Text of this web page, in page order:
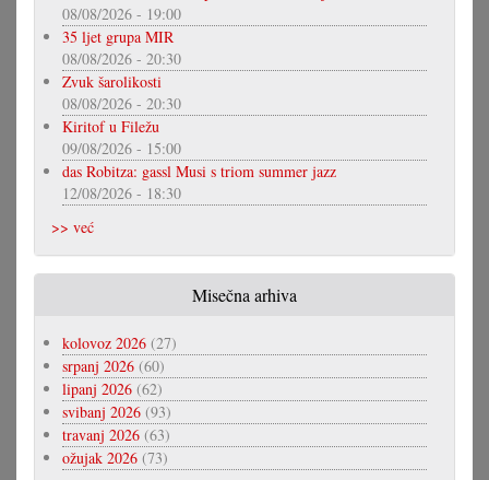
08/08/2026 - 19:00
35 ljet grupa MIR
08/08/2026 - 20:30
Zvuk šarolikosti
08/08/2026 - 20:30
Kiritof u Filežu
09/08/2026 - 15:00
das Robitza: gassl Musi s triom summer jazz
12/08/2026 - 18:30
>> već
Misečna arhiva
kolovoz 2026 (27)
srpanj 2026 (60)
lipanj 2026 (62)
svibanj 2026 (93)
travanj 2026 (63)
ožujak 2026 (73)